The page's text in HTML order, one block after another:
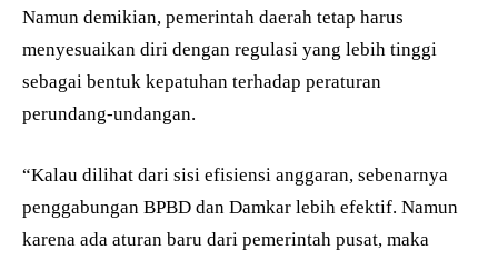
Namun demikian, pemerintah daerah tetap harus
menyesuaikan diri dengan regulasi yang lebih tinggi
sebagai bentuk kepatuhan terhadap peraturan
perundang-undangan.
“Kalau dilihat dari sisi efisiensi anggaran, sebenarnya
penggabungan BPBD dan Damkar lebih efektif. Namun
karena ada aturan baru dari pemerintah pusat, maka